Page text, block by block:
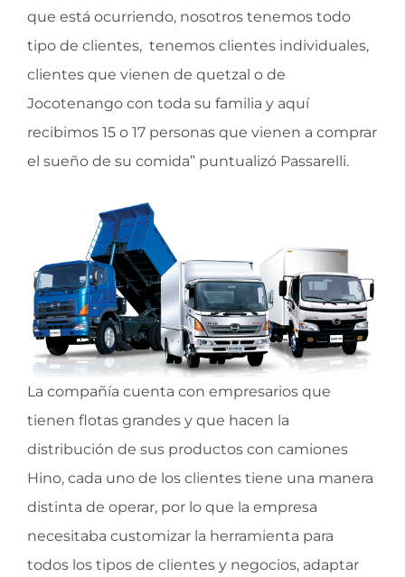
que está ocurriendo, nosotros tenemos todo
tipo de clientes, tenemos clientes individuales,
clientes que vienen de quetzal o de
Jocotenango con toda su familia y aquí
recibimos 15 o 17 personas que vienen a comprar
el sueño de su comida” puntualizó Passarelli.
La compañía cuenta con empresarios que
tienen flotas grandes y que hacen la
distribución de sus productos con camiones
Hino, cada uno de los clientes tiene una manera
distinta de operar, por lo que la empresa
necesitaba customizar la herramienta para
todos los tipos de clientes y negocios, adaptar